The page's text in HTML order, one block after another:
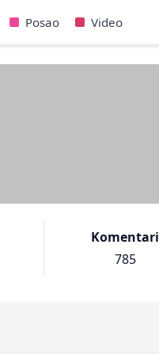
Posao Video
Komentari
785